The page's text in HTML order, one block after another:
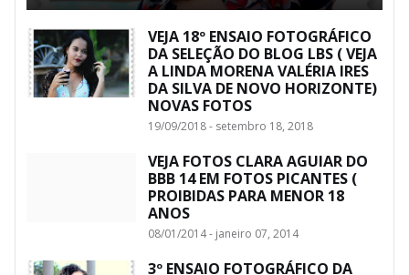
VEJA 18º ENSAIO FOTOGRÁFICO
DA SELEÇÃO DO BLOG LBS ( VEJA
A LINDA MORENA VALÉRIA IRES
DA SILVA DE NOVO HORIZONTE)
NOVAS FOTOS
19/09/2018 - setembro 18, 2018
VEJA FOTOS CLARA AGUIAR DO
BBB 14 EM FOTOS PICANTES (
PROIBIDAS PARA MENOR 18
ANOS
08/01/2014 - janeiro 07, 2014
3º ENSAIO FOTOGRÁFICO DA